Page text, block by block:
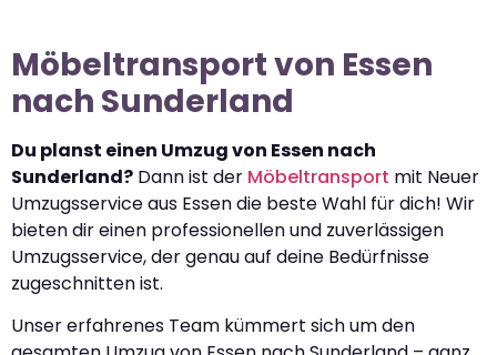
Möbeltransport von Essen
nach Sunderland
Du planst einen Umzug von Essen nach
Sunderland? Dann ist der Möbeltransport mit Neuer
Umzugsservice aus Essen die beste Wahl für dich! Wir
bieten dir einen professionellen und zuverlässigen
Umzugsservice, der genau auf deine Bedürfnisse
zugeschnitten ist.
Unser erfahrenes Team kümmert sich um den